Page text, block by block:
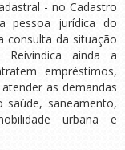
- no Cadastro
pessoa jurídica do
consulta da situação
ainda a
empréstimos,
as demandas
saneamento,
urbana e